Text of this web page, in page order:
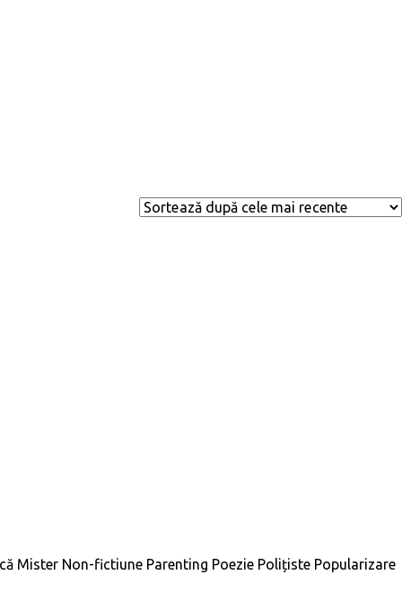
Mister Non-fictiune Parenting Poezie Polițiste Popularizare